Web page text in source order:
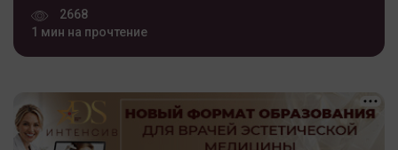
2668
1 мин на прочтение